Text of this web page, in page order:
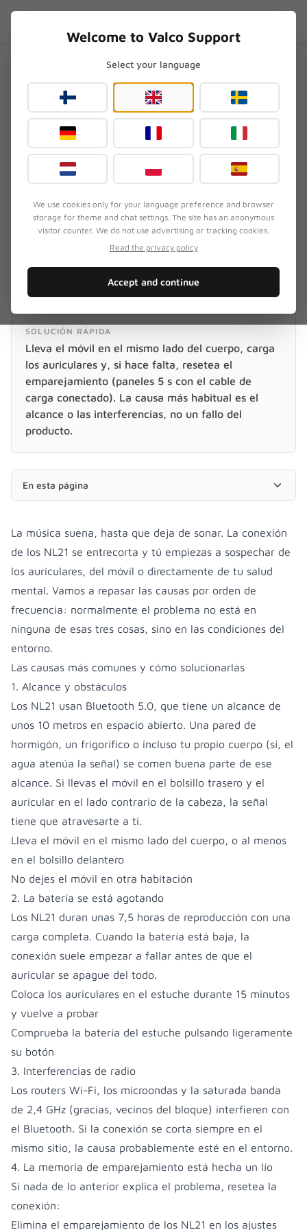
¿Por qué se corta tanto la
conexión Bluetooth de los
NL21?
entrecorta o se desconecta repetidamente durante
la escucha.
SOLUCIÓN RÁPIDA
Lleva el móvil en el mismo lado del cuerpo, carga
los auriculares y, si hace falta, resetea el
emparejamiento (paneles 5 s con el cable de
carga conectado). La causa más habitual es el
alcance o las interferencias, no un fallo del
producto.
En esta página
La música suena, hasta que deja de sonar. La conexión
de los NL21 se entrecorta y tú empiezas a sospechar de
los auriculares, del móvil o directamente de tu salud
mental. Vamos a repasar las causas por orden de
frecuencia: normalmente el problema no está en
ninguna de esas tres cosas, sino en las condiciones del
entorno.
Las causas más comunes y cómo solucionarlas
1. Alcance y obstáculos
Los NL21 usan Bluetooth 5.0, que tiene un alcance de
unos 10 metros en espacio abierto. Una pared de
hormigón, un frigorífico o incluso tu propio cuerpo (sí, el
agua atenúa la señal) se comen buena parte de ese
alcance. Si llevas el móvil en el bolsillo trasero y el
auricular en el lado contrario de la cabeza, la señal
tiene que atravesarte a ti.
Lleva el móvil en el mismo lado del cuerpo, o al menos
en el bolsillo delantero
No dejes el móvil en otra habitación
2. La batería se está agotando
Los NL21 duran unas 7,5 horas de reproducción con una
carga completa. Cuando la batería está baja, la
conexión suele empezar a fallar antes de que el
auricular se apague del todo.
Coloca los auriculares en el estuche durante 15 minutos
y vuelve a probar
Comprueba la batería del estuche pulsando ligeramente
su botón
3. Interferencias de radio
Los routers Wi-Fi, los microondas y la saturada banda
de 2,4 GHz (gracias, vecinos del bloque) interfieren con
el Bluetooth. Si la conexión se corta siempre en el
mismo sitio, la causa probablemente esté en el entorno.
4. La memoria de emparejamiento está hecha un lío
Si nada de lo anterior explica el problema, resetea la
conexión:
Elimina el emparejamiento de los NL21 en los ajustes
Welcome to Valco Support
Select your language
We use cookies only for your language preference and browser
storage for theme and chat settings. The site has an anonymous
visitor counter. We do not use advertising or tracking cookies.
Read the privacy policy
Accept and continue